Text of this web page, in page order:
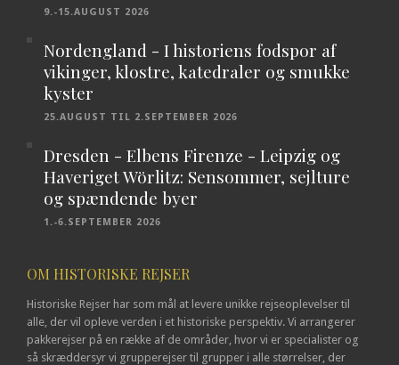
9.-15.AUGUST 2026
Nordengland - I historiens fodspor af
vikinger, klostre, katedraler og smukke
kyster
25.AUGUST TIL 2.SEPTEMBER 2026
Dresden - Elbens Firenze - Leipzig og
Haveriget Wörlitz: Sensommer, sejlture
og spændende byer
1.-6.SEPTEMBER 2026
OM HISTORISKE REJSER
Historiske Rejser har som mål at levere unikke rejseoplevelser til
alle, der vil opleve verden i et historiske perspektiv. Vi arrangerer
pakkerejser på en række af de områder, hvor vi er specialister og
så skræddersyr vi grupperejser til grupper i alle størrelser, der